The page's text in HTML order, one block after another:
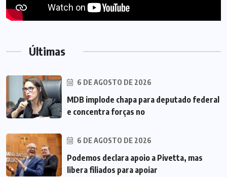
Últimas
6 DE AGOSTO DE 2026
MDB implode chapa para deputado federal
e concentra forças no
6 DE AGOSTO DE 2026
Podemos declara apoio a Pivetta, mas
libera filiados para apoiar